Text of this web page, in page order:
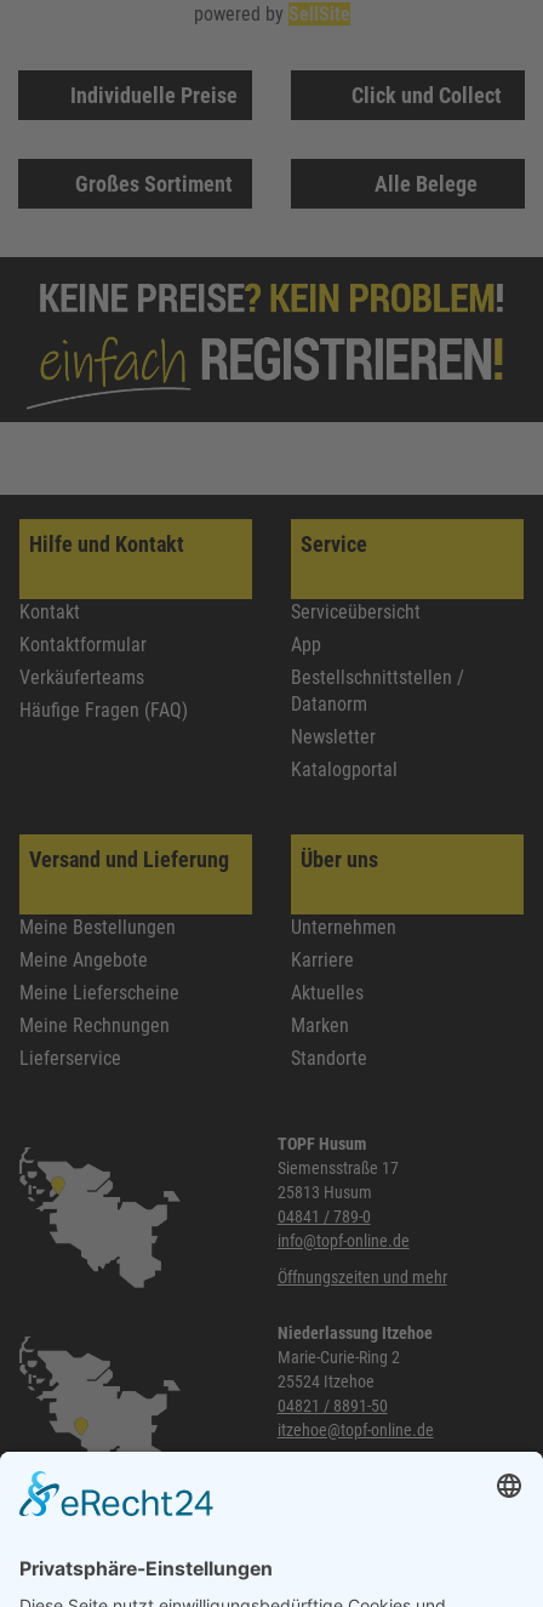
Individuelle Preise Click und Collect
Großes Sortiment Alle Belege
Hilfe und Kontakt
Kontakt
Kontaktformular
Verkäuferteams
Häufige Fragen (FAQ)
Service
Serviceübersicht
App
Bestellschnittstellen /
Datanorm
Newsletter
Katalogportal
Versand und Lieferung
Meine Bestellungen
Meine Angebote
Meine Lieferscheine
Meine Rechnungen
Lieferservice
Über uns
Unternehmen
Karriere
Aktuelles
Marken
Standorte
TOPF Husum
Siemensstraße 17
25813 Husum
04841 / 789-0
info@topf-online.de
Öffnungszeiten und mehr
Niederlassung Itzehoe
Marie-Curie-Ring 2
25524 Itzehoe
04821 / 8891-50
itzehoe@topf-online.de
040 / 21 04 04 04-04
powered by SellSite